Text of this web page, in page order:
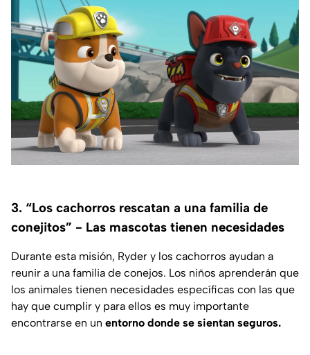
3. “Los cachorros rescatan a una familia de
conejitos” - Las mascotas tienen necesidades
Durante esta misión, Ryder y los cachorros ayudan a
reunir a una familia de conejos. Los niños aprenderán que
los animales tienen necesidades específicas con las que
hay que cumplir y para ellos es muy importante
encontrarse en un entorno donde se sientan seguros.